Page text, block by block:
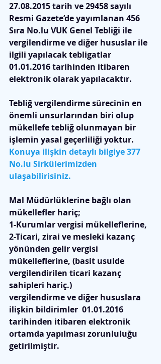
27.08.2015 tarih ve 29458 sayılı
Resmi Gazete’de yayımlanan 456
Sıra No.lu VUK Genel Tebliği ile
vergilendirme ve diğer hususlar ile
ilgili yapılacak tebligatlar
01.01.2016 tarihinden itibaren
elektronik olarak yapılacaktır.
Tebliğ vergilendirme sürecinin en
önemli unsurlarından biri olup
mükellefe tebliğ olunmayan bir
işlemin yasal geçerliliği yoktur.
Konuya ilişkin detaylı bilgiye 377
No.lu Sirkülerimizden
ulaşabilirisiniz.
Mal Müdürlüklerine bağlı olan
mükellefler hariç;
1-Kurumlar vergisi mükelleflerine,
2-Ticari, zirai ve mesleki kazanç
yönünden gelir vergisi
mükelleflerine, (basit usulde
vergilendirilen ticari kazanç
sahipleri hariç.)
vergilendirme ve diğer hususlara
ilişkin bildirimler  01.01.2016
tarihinden itibaren elektronik
ortamda yapılması zorunluluğu
getirilmiştir.